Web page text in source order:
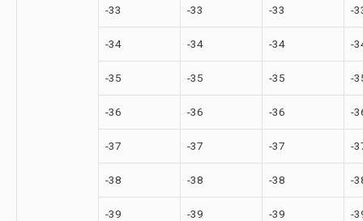
-33 -33 -33 -
-34 -34 -34 -
-35 -35 -35 -
-36 -36 -36 -
-37 -37 -37 -
-38 -38 -38 -
-39 -39 -39 -